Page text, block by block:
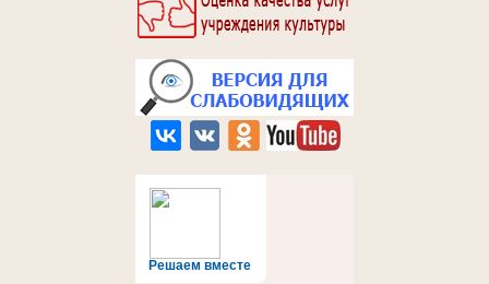
Решаем вместе